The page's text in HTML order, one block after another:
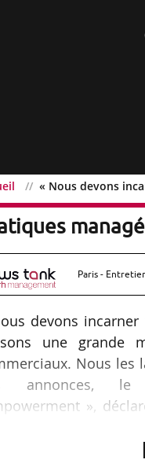
« Nous devons
devons
Paris -
devons
une grande
Nous les
annonces,
»,